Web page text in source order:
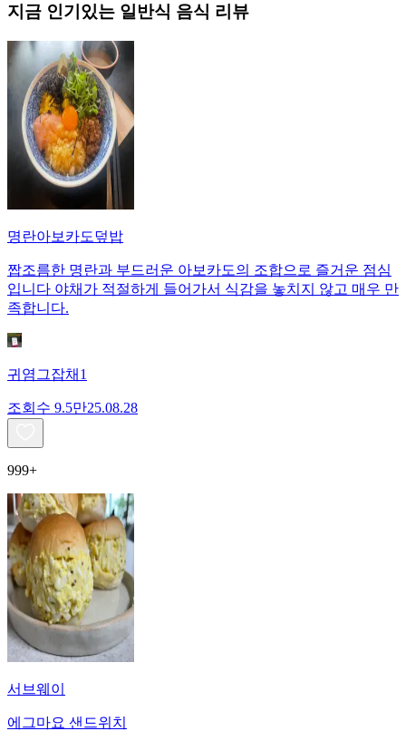
지금 인기있는 일반식 음식 리뷰
명란아보카도덮밥
짭조름한 명란과 부드러운 아보카도의 조합으로 즐거운 점심
입니다 야채가 적절하게 들어가서 식감을 놓치지 않고 매우 만
족합니다.
귀염그잡채1
조회수 9.5만25.08.28
999+
서브웨이
에그마요 샌드위치